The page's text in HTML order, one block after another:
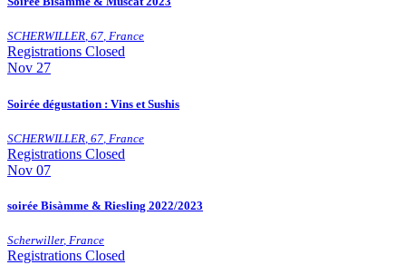
SCHERWILLER, 67, France
Registrations Closed
Nov 27
Soirée dégustation : Vins et Sushis
SCHERWILLER 67 France
Registrations Closed
Nov 07
soirée Bisàmme & Riesling 2022/2023
Scherwiller, France
Registrations Closed